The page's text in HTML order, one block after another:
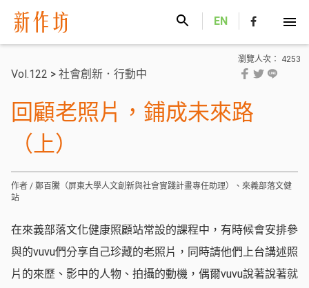
EN
瀏覽人次： 4253
Vol.122 > 社會創新．行動中
回顧老照片，鋪成未來路
（上）
作者 / 鄭百騰（屏東大學人文創新與社會實踐計畫專任助理）、來義部落文健
站
在來義部落文化健康照顧站常設的課程中，有時候會安排參
與的vuvu們分享自己珍藏的老照片，同時請他們上台講述照
片的來歷、影中的人物、拍攝的動機，偶爾vuvu說著說著就